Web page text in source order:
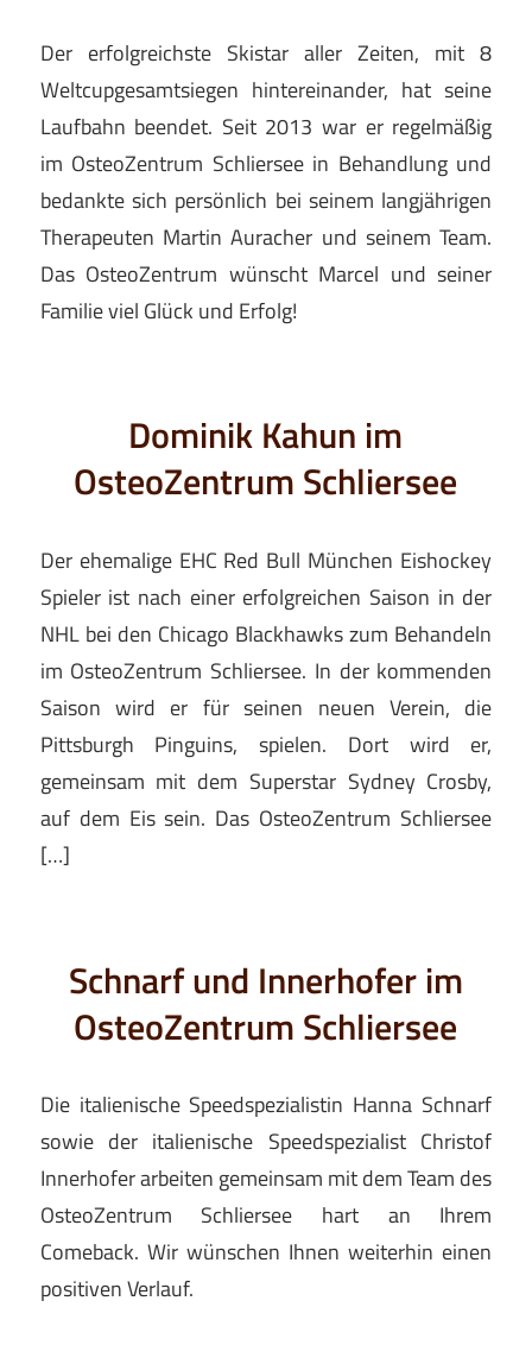
Der erfolgreichste Skistar aller Zeiten, mit 8
Weltcupgesamtsiegen hintereinander, hat seine
Laufbahn beendet. Seit 2013 war er regelmäßig
im OsteoZentrum Schliersee in Behandlung und
bedankte sich persönlich bei seinem langjährigen
Therapeuten Martin Auracher und seinem Team.
Das OsteoZentrum wünscht Marcel und seiner
Familie viel Glück und Erfolg!
Dominik Kahun im
OsteoZentrum Schliersee
Der ehemalige EHC Red Bull München Eishockey
Spieler ist nach einer erfolgreichen Saison in der
NHL bei den Chicago Blackhawks zum Behandeln
im OsteoZentrum Schliersee. In der kommenden
Saison wird er für seinen neuen Verein, die
Pittsburgh Pinguins, spielen. Dort wird er,
gemeinsam mit dem Superstar Sydney Crosby,
auf dem Eis sein. Das OsteoZentrum Schliersee
[…]
Schnarf und Innerhofer im
OsteoZentrum Schliersee
Die italienische Speedspezialistin Hanna Schnarf
sowie der italienische Speedspezialist Christof
Innerhofer arbeiten gemeinsam mit dem Team des
OsteoZentrum Schliersee hart an Ihrem
Comeback. Wir wünschen Ihnen weiterhin einen
positiven Verlauf.